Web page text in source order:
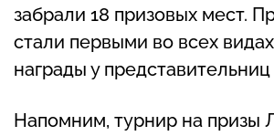
забрали 18 призовых мест.
стали первыми во всех
награды у
Напомним, турнир на призы